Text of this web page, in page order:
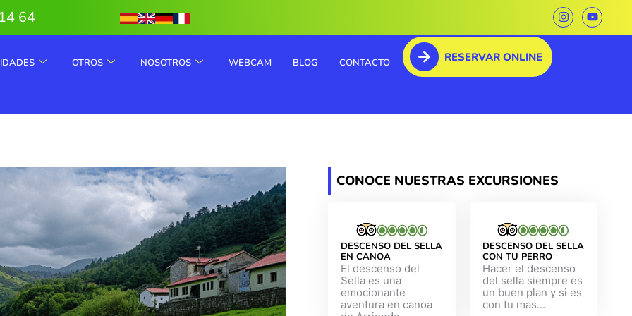
64
I
n
s
Y
o
u
OTROS NOSOTROS WEBCAM BLOG CONTACTO RESERVAR ONLINE
CONOCE NUESTRAS EXCURSIONES
DESCENSO DEL SELLA
EN CANOA
El descenso del
Sella es una
emocionante
aventura en canoa
DESCENSO DEL SELLA
CON TU PERRO
Hacer el descenso
del sella siempre es
un buen plan y si es
con tu mas...